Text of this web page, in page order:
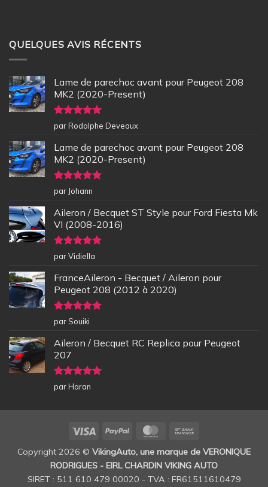
QUELQUES AVIS RÉCENTS
Lame de parechoc avant pour Peugeot 208
MK2 (2020-Present)
Note5sur
5
par Rodolphe Deveaux
Lame de parechoc avant pour Peugeot 208
MK2 (2020-Present)
Note5sur
5
par Johann
Aileron / Becquet ST Style pour Ford Fiesta Mk
VI (2008-2016)
Note5sur
5
par Vidiella
FranceAileron - Becquet / Aileron pour
Peugeot 208 (2012 à 2020)
Note5sur
5
par Souiki
Aileron / Becquet RC Replica pour Peugeot
207
Note5sur
5
par Haran
Visa PayPal MasterCard
Copyright 2026 © VikingAuto, une marque de VERONIQUE
RODRIGUES - EIRL CHARDIN VIKING AUTO
SIRET : 511 610 479 00020 - TVA : FR61511610479